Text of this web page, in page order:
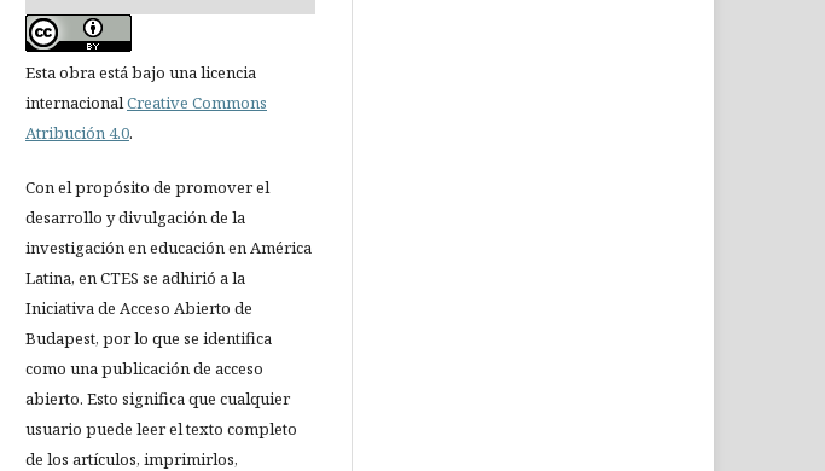
Esta obra está bajo una licencia
internacionalCreative Commons
Atribución 4.0.
Con el propósito de promover el
desarrollo y divulgación de la
investigación en educación en América
Latina, en CTES se adhirió a la
Iniciativa de Acceso Abierto de
Budapest, por lo que se identifica
como una publicación de acceso
abierto. Esto significa que cualquier
usuario puede leer el texto completo
de los artículos, imprimirlos,